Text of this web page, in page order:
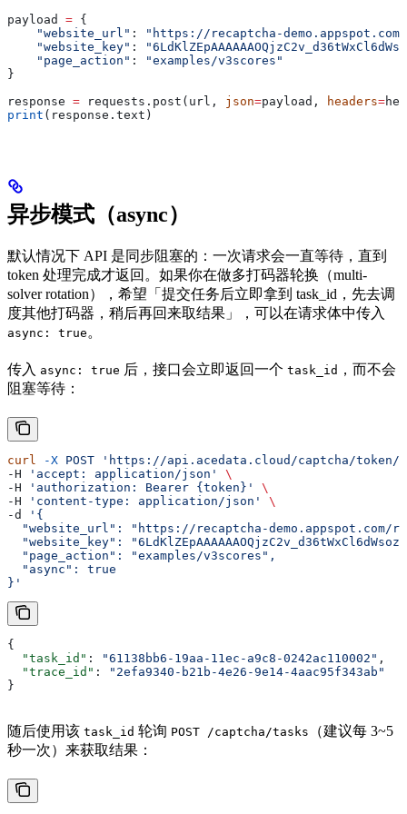
payload = {
    "website_url"
:
"https://recaptcha-
    "website_key"
:
    "page_action"
:
"examples/v3scores"
}
response = requests.post(url, json=payload, headers=
print (response.text)
异步模式（async）
默认情况下 API 是同步阻塞的：一次请求会一直等待，直到
token 处理完成才返回。如果你在做多打码器轮换（multi-
solver rotation），希望「提交任务后立即拿到 task_id，先去调
度其他打码器，稍后再回来取结果」，可以在请求体中传入
async: true。
传入 async: true 后，接口会立即返回一个 task_id ，而不会
阻塞等待：
curl -X POST 'https://api.acedata.cloud/captcha/token/
-H
'accept: application/json'
\
-H
'authorization: Bearer {token}'
\
-H
'content-type: application/json'
\
-d
'{
"website_url": "https://recaptcha-demo.appspot.com/
"website_key":
  "page_action": "examples/v3scores",
  "async": true
}'
{
  "task_id"
: "61138bb6-19aa-11ec-a9c8-0242ac110002" ,
  "trace_id"
:
"2efa9340-b21b-4e26-9e14-4aac95f343ab"
}
随后使用该 task_id 轮询 POST /captcha/tasks
（建议每 3~5
秒一次）来获取结果：